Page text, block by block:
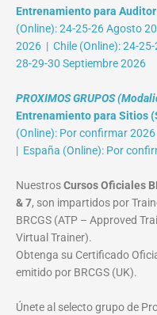
Entrenamiento para
(Online): 24-25-26 Agosto
2026 | Chile (Online): 24-
28-29-30 Septiembre 2026
PROXIMOS GRUPOS
Entrenamiento para Sitios
(Online): Por confirmar
| España (Online): Por
NuestrosCursos Oficiales
& 7, son impartidos por
BRCGS (ATP – Approved
Virtual Trainer).
Obtenga su Certificado
emitido por BRCGS (UK).
Únete al selecto grupo de